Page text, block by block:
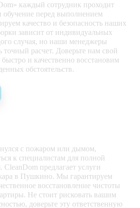
каждый сотрудник проходит
обучение перед выполнением
качество и безопасность наших
зависит от индивидуальных
случая, но наши менеджеры
точный расчет. Доверьте нам свой
и качественно восстановим
обстоятельств.
с пожаром или дымом,
к специалистам для полной
предлагает услуги
в Пушкино. Мы гарантируем
восстановление чистоты
Не стоит рисковать вашим
доверьте эту ответственную